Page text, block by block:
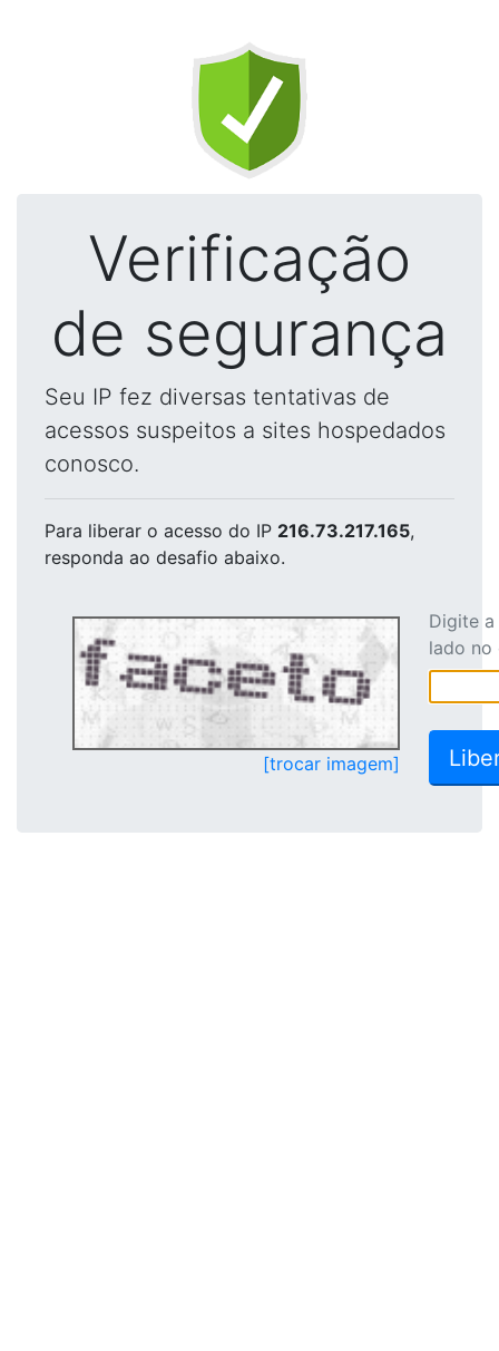
Verificação
de segurança
Seu IP fez diversas tentativas de
acessos suspeitos a sites hospedados
conosco.
Para liberar o acesso do IP 216.73.217.165,
responda ao desafio abaixo.
[trocar imagem]
Digite
lado no